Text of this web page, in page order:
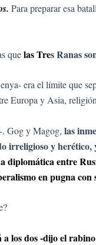
Para preparar esa
quelas Tres Ranas
era el límite que
Europa y Asia,
Gog y Magog, las
irreligioso y
diplomática entre
en pugna
los dos -dijo el